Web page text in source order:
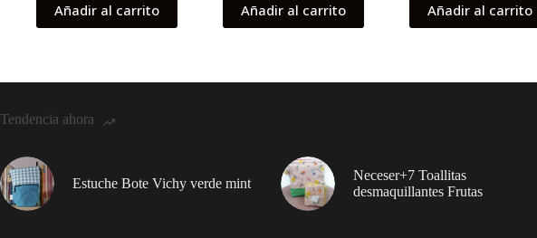
Añadir al carrito Añadir al carrito Añadir al carrito
Tendencia ahora
Estuche Bote Vichy verde mint
Neceser+7 Toallitas
desmaquillantes Frutas